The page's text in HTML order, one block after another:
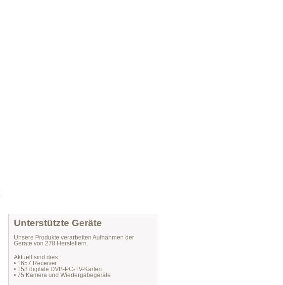
Unterstützte Geräte
Unsere Produkte verarbeiten Aufnahmen der
Geräte von 278 Herstellern.
Aktuell sind dies:
• 1657 Receiver
• 158 digitale DVB-PC-TV-Karten
• 75 Kamera und Wiedergabegeräte